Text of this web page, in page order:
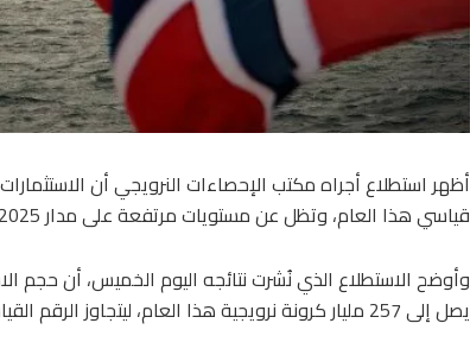
أظهر استطلاع أجراه مكتب الإحصاءات النرويجي أن
قياسي هذا العام، وتظل عن مستويات مرتفعة على مدار 2025.
يصل إلى 257 مليار كرونة نرويجية هذا العام، ليتجاوز الرقم القياسي المسجل في عام 2014 عند 224 مليار كرونة.